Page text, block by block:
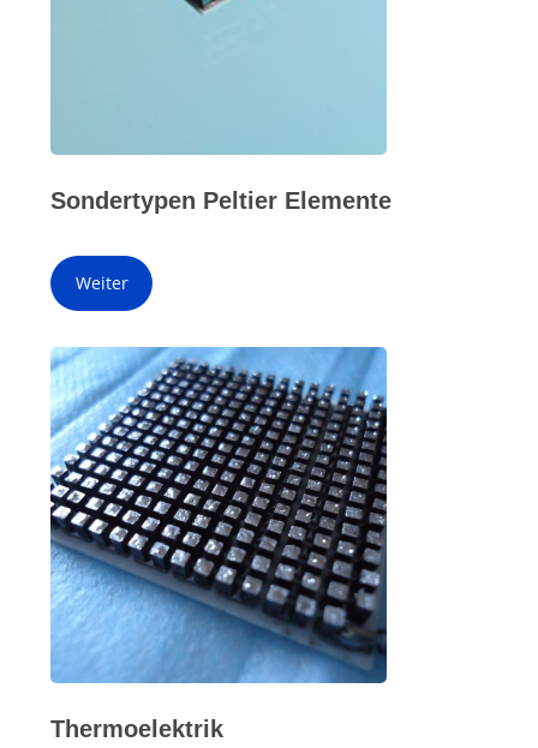
Sondertypen Peltier Elemente
Weiter
Thermoelektrik